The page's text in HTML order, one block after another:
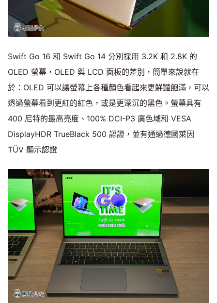
Swift Go 16 和 Swift Go 14 分別採用 3.2K 和 2.8K 的
OLED 螢幕，OLED 與 LCD 面板的差別，簡單來說就在
於：OLED 可以讓螢幕上各種顏色看起來更鮮豔飽滿，可以
透過螢幕看到更紅的紅色，或是更深沉的黑色。螢幕具有
400 尼特的最高亮度、100% DCI-P3 廣色域和 VESA
DisplayHDR TrueBlack 500 認證，並有通過德國萊因
TÜV 顯示認證